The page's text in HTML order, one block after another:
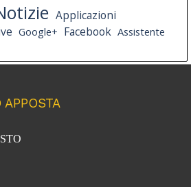
Applicazioni
Google+ Facebook Assistente